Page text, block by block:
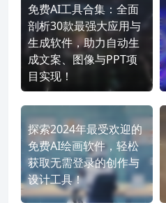
免费AI工具合集：全面
剖析30款最强大应用与
生成软件，助力自动生
成文案、图像与PPT项
目实现！
探索2024年最受欢迎的
免费AI绘画软件，轻松
获取无需登录的创作与
设计工具！